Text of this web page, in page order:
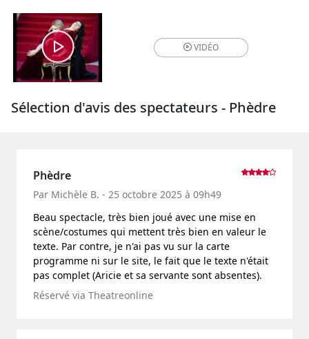
VIDÉO
Sélection d'avis des spectateurs - Phèdre
Phèdre
Par Michèle B. - 25 octobre 2025 à 09h49
Beau spectacle, très bien joué avec une mise en
scène/costumes qui mettent très bien en valeur le
texte. Par contre, je n'ai pas vu sur la carte
programme ni sur le site, le fait que le texte n'était
pas complet (Aricie et sa servante sont absentes).
Réservé via Theatreonline